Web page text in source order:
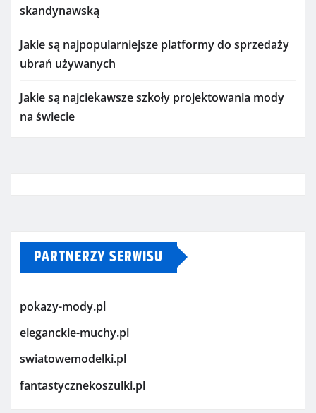
skandynawską
Jakie są najpopularniejsze platformy do sprzedaży
ubrań używanych
Jakie są najciekawsze szkoły projektowania mody
na świecie
PARTNERZY SERWISU
pokazy-mody.pl
eleganckie-muchy.pl
swiatowemodelki.pl
fantastycznekoszulki.pl